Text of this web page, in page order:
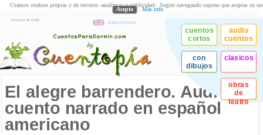
acceso al Club
Children Stories
cuentos
cortos
audio
cuentos
con
dibujos
clasicos
obras
de
teatro
El alegre barrendero. Audio
cuento narrado en español
americano
Usamos cookies propias y de terceros -analíticas y publicidad-. Seguir navegando supone que aceptas su
Acepto Más info